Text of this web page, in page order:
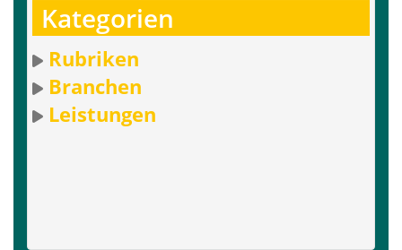
Kategorien
Rubriken
Branchen
Leistungen